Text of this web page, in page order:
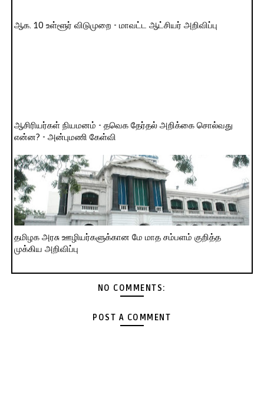
ஆக. 10 உள்ளூர் விடுமுறை - மாவட்ட ஆட்சியர் அறிவிப்பு
ஆசிரியர்கள் நியமனம் - தவெக தேர்தல் அறிக்கை சொல்வது
என்ன? - அன்புமணி கேள்வி
தமிழக அரசு ஊழியர்களுக்கான மே மாத சம்பளம் குறித்த
முக்கிய அறிவிப்பு
NO COMMENTS:
POST A COMMENT